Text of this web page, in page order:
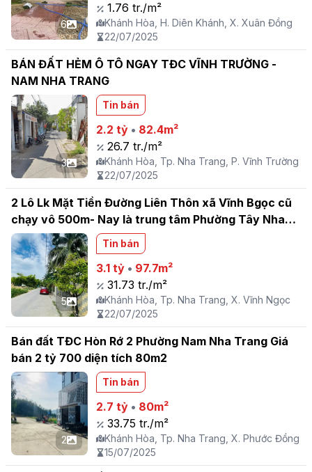
6
1.76 tr./m²
Khánh Hòa, H. Diên Khánh, X. Xuân Đồng
22/07/2025
BÁN ĐẤT HẺM Ô TÔ NGAY TĐC VĨNH TRƯỜNG -
NAM NHA TRANG
3
Tin bán
2.2 tỷ • 82.4m²
26.7 tr./m²
Khánh Hòa, Tp. Nha Trang, P. Vĩnh Trường
22/07/2025
2 Lô Lk Mặt Tiền Đường Liên Thôn xã Vĩnh Bgọc cũ
chạy vô 500m- Nay là trung tâm Phường Tây Nha
Trang
5
Tin bán
3.1 tỷ • 97.7m²
31.73 tr./m²
Khánh Hòa, Tp. Nha Trang, X. Vĩnh Ngọc
22/07/2025
Bán đất TĐC Hòn Rớ 2 Phường Nam Nha Trang Giá
bán 2 tỷ 700 diện tích 80m2
2
Tin bán
2.7 tỷ • 80m²
33.75 tr./m²
Khánh Hòa, Tp. Nha Trang, X. Phước Đồng
15/07/2025